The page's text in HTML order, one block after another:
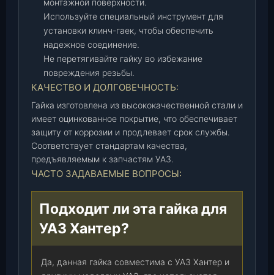
монтажной поверхности.
Используйте специальный инструмент для
установки клинч-гаек, чтобы обеспечить
надежное соединение.
Не перетягивайте гайку во избежание
повреждения резьбы.
КАЧЕСТВО И ДОЛГОВЕЧНОСТЬ:
Гайка изготовлена из высококачественной стали и
имеет оцинкованное покрытие, что обеспечивает
защиту от коррозии и продлевает срок службы.
Соответствует стандартам качества,
предъявляемым к запчастям УАЗ.
ЧАСТО ЗАДАВАЕМЫЕ ВОПРОСЫ:
Подходит ли эта гайка для
УАЗ Хантер?
Да, данная гайка совместима с УАЗ Хантер и